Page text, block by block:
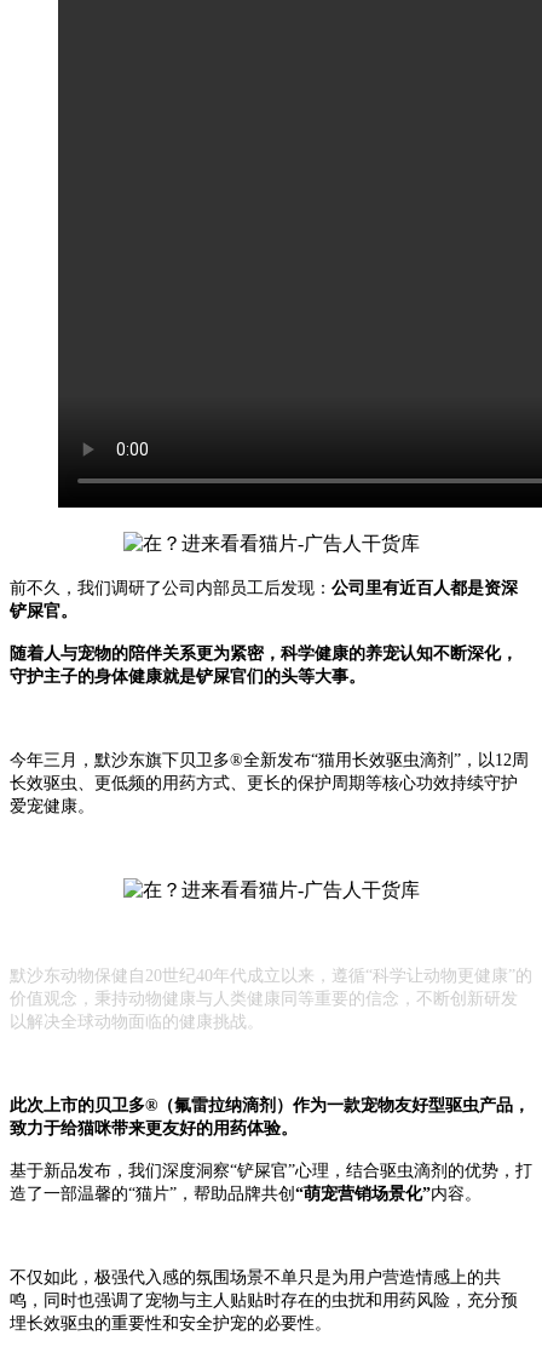
前不久，我们调研了公司内部员工后发现： 公司里有近百人都是资深
铲屎官。
随着人与宠物的陪伴关系更为紧密，科学健康的养宠认知不断深化，
守护主子的身体健康就是铲屎官们的头等大事。
今年三月，默沙东旗下贝卫多®全新发布“猫用长效驱虫滴剂”，以12周
长效驱虫、更低频的用药方式、更长的保护周期等核心功效持续守护
爱宠健康。
默沙东动物保健自20世纪40年代成立以来，遵循“科学让动物更健康”的
价值观念，秉持动物健康与人类健康同等重要的信念，不断创新研发
以解决全球动物面临的健康挑战。
此次上市的贝卫多®（氟雷拉纳滴剂）作为一款宠物友好型驱虫产品，
致力于给猫咪带来更友好的用药体验。
基于新品发布，我们深度洞察“铲屎官”心理，结合驱虫滴剂的优势，打
造了一部温馨的“猫片”，帮助品牌共创 “萌宠营销场景化”内容。
不仅如此，极强代入感的氛围场景不单只是为用户营造情感上的共
鸣，同时也强调了宠物与主人贴贴时存在的虫扰和用药风险，充分预
埋长效驱虫的重要性和安全护宠的必要性。